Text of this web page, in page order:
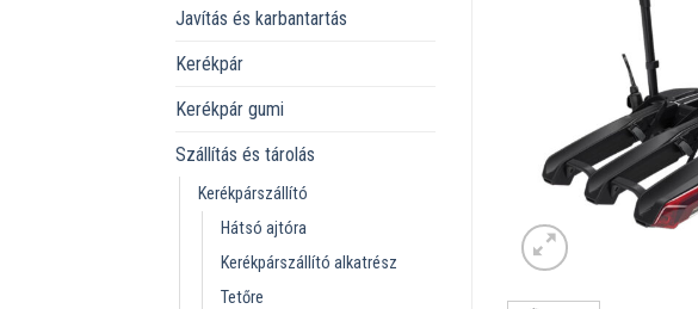
Javítás és karbantartás
Kerékpár
Kerékpár gumi
Szállítás és tárolás
Kerékpárszállító
Hátsó ajtóra
Kerékpárszállító alkatrész
Tetőre